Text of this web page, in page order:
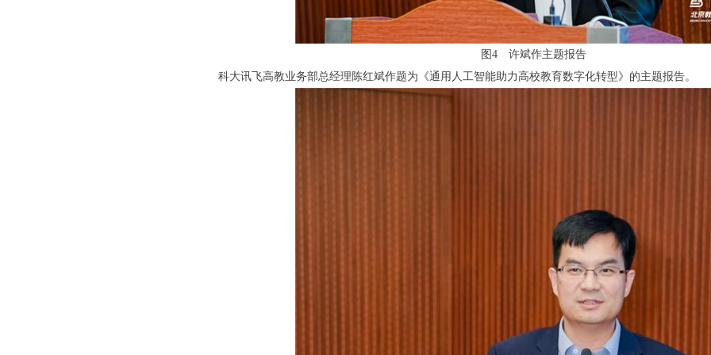
图4 许斌作主题报告
科大讯飞高教业务部总经理陈红斌作题为《通用人工智能助力高校教育数字化转型》的主题报告。